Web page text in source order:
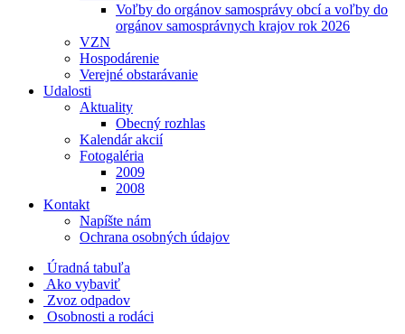
Voľby do orgánov samosprávy obcí a voľby do
orgánov samosprávnych krajov rok 2026
VZN
Hospodárenie
Verejné obstarávanie
Udalosti
Aktuality
Obecný rozhlas
Kalendár akcií
Fotogaléria
2009
2008
Kontakt
Napíšte nám
Ochrana osobných údajov
Úradná tabuľa
Ako vybaviť
Zvoz odpadov
Osobnosti a rodáci